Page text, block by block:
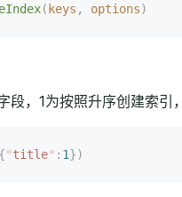
( keys , options)
段，1为按照升序创建索引
"title" : 1})